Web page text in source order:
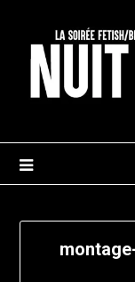
content